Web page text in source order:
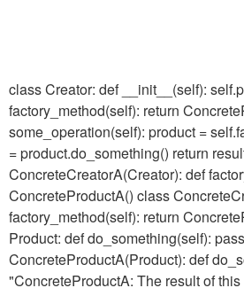
class Creator: def __init__(self):
factory_method(self): return
some_operation(self): product =
= product.do_something() return
ConcreteCreatorA(Creator): def
ConcreteProductA() class
factory_method(self): return
Product: def do_something(self):
ConcreteProductA(Product): def
"ConcreteProductA: The result of